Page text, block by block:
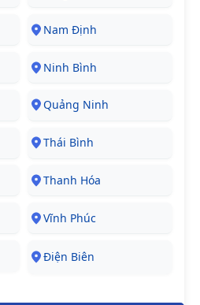
Nam Định
Ninh Bình
Quảng Ninh
Thái Bình
Thanh Hóa
Vĩnh Phúc
Điện Biên